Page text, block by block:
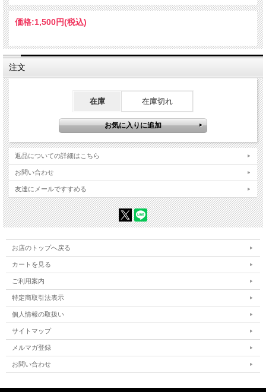
価格:1,500円(税込)
注文
在庫 在庫切れ
返品についての詳細はこちら
お問い合わせ
友達にメールですすめる
お店のトップへ戻る
カートを見る
ご利用案内
特定商取引法表示
個人情報の取扱い
サイトマップ
メルマガ登録
お問い合わせ